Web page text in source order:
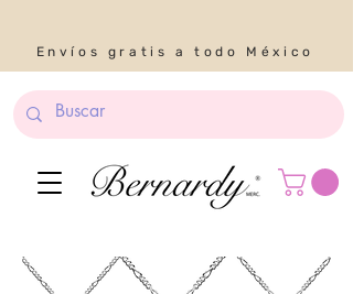
Envíos gratis a todo México